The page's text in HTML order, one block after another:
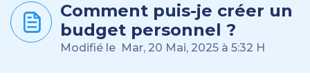
Comment puis-je créer un
budget personnel ?
Modifié le Mar, 20 Mai, 2025 à 5:32 H